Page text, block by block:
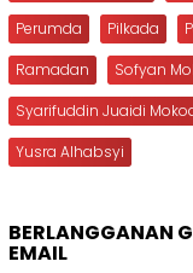
Perumda
Pilkada
Ramadan
Sofyan
Syarifuddin Juaidi
Yusra Alhabsyi
BERLANGGANAN
EMAIL